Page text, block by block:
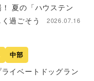
夏の「ハウステン
過ごそう
2026.07.16
中部
ライベートドッグラン